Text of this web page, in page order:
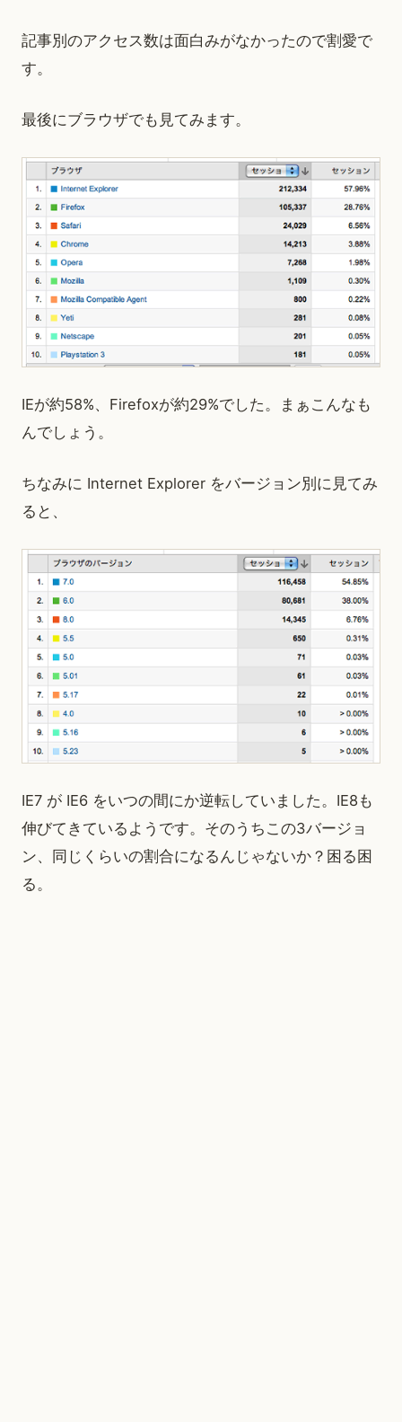
記事別のアクセス数は面白みがなかったので割愛で
す。
最後にブラウザでも見てみます。
IEが約58%、Firefoxが約29%でした。まぁこんなも
んでしょう。
ちなみに Internet Explorer をバージョン別に見てみ
ると、
IE7 が IE6 をいつの間にか逆転していました。IE8も
伸びてきているようです。そのうちこの3バージョ
ン、同じくらいの割合になるんじゃないか？困る困
る。